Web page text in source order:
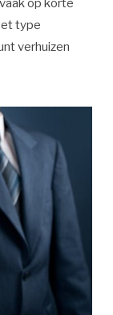
op korte
type
verhuizen